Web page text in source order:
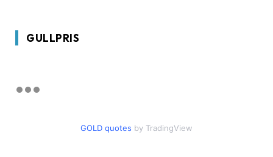
GULLPRIS
GOLD quotes by TradingView